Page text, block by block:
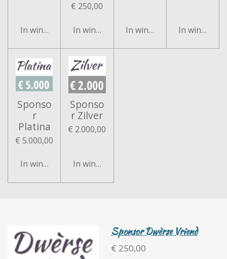
In winkelwagen
€ 250,00
In winkelwagenIn winkelwagen
In
Sponso
r
Platina
€ 5.000,00
In winkelwagen
Sponso
r Zilver
€ 2.000,00
In winkelwagen
Sponsor Dwèrse Vriend
€ 250,00